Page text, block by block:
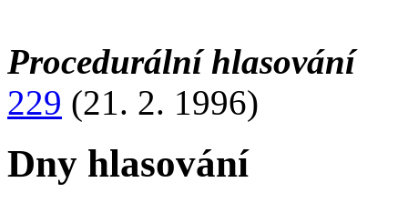
Procedurální hlasování
229 (21. 2. 1996)
Dny hlasování